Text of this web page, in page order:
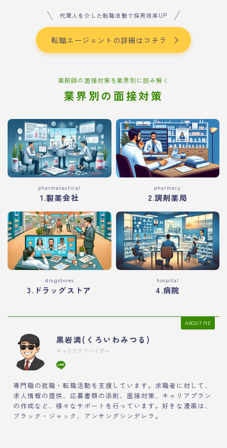
代理人を介した転職活動で採用効率UP
転職エージェントの詳細はコチラ
薬剤師の面接対策を業界別に読み解く
業界別の面接対策
pharmaceutical
1.製薬会社
pharmacy
2.調剤薬局
drugstores
3.ドラッグストア
hospital
4.病院
ABOUT ME
黒岩満(くろいわみつる)
キャリアアドバイザー
専門職の就職・転職活動を支援しています。求職者に対して、
求人情報の提供、応募書類の添削、面接対策、キャリアプラン
の作成など、様々なサポートを行っています。好きな漫画は、
ブラック・ジャック、アンサングシンデレラ。